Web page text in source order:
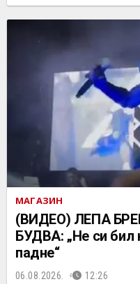
МАГАЗИН
(ВИДЕО) ЛЕПА
БУДВА: „Не си бил
падне“
06.08.2026. 12:26